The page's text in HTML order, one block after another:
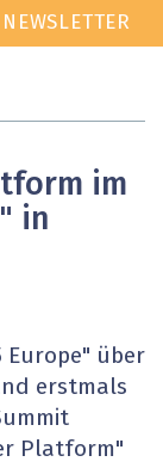
im
in
Europe" über
erstmals
Platform"